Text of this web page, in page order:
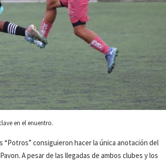
en el enuentro.
“Potros” consiguieron hacer la única anotación del
A pesar de las llegadas de ambos clubes y los